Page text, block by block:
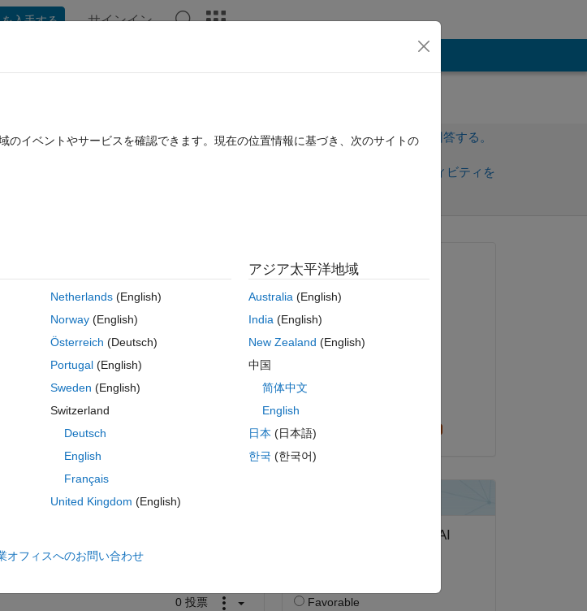
入手する サインイン
サインインしてこの質問に回答する。
サインインしてアクティビティを
0 投票
ています。
自動生成することは可能でしょうか？
サインインしてこの質問に回答する。
0 投票
質問済み:
2024 年 5 月 2 日
コメント済み:
採用済み:
イベントやサービスを確認できます。現在の位置情報に基づき、次のサイトの
Netherlands(English)
Norway(English)
Österreich (Deutsch)
Portugal(English)
Sweden (English)
Switzerland
Deutsch
English
Français
United Kingdom (English)
アジア太平洋地域
Australia(English)
India(English)
New Zealand (English)
中国
简体中文
English
日本 (日本語)
한국 (한국어)
オフィスへのお問い合わせ